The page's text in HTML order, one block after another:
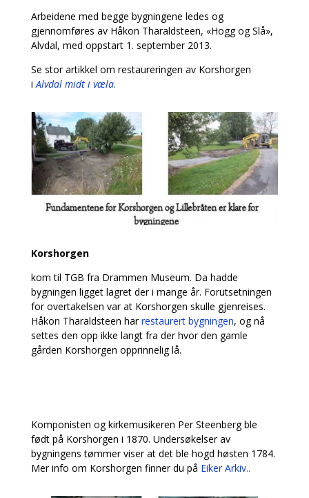
Arbeidene med begge bygningene ledes og
gjennomføres av Håkon Tharaldsteen, «Hogg og Slå»,
Alvdal, med oppstart 1. september 2013.
Se stor artikkel om restaureringen av Korshorgen
i Alvdal midt i væla.
Korshorgen
kom til TGB fra Drammen Museum. Da hadde
bygningen ligget lagret der i mange år. Forutsetningen
for overtakelsen var at Korshorgen skulle gjenreises.
Håkon Tharaldsteen harrestaurert bygningen, og nå
settes den opp ikke langt fra der hvor den gamle
gården Korshorgen opprinnelig lå.
Komponisten og kirkemusikeren Per Steenberg ble
født på Korshorgen i 1870. Undersøkelser av
bygningens tømmer viser at det ble hogd høsten 1784.
Mer info om Korshorgen finner du på Eiker Arkiv..